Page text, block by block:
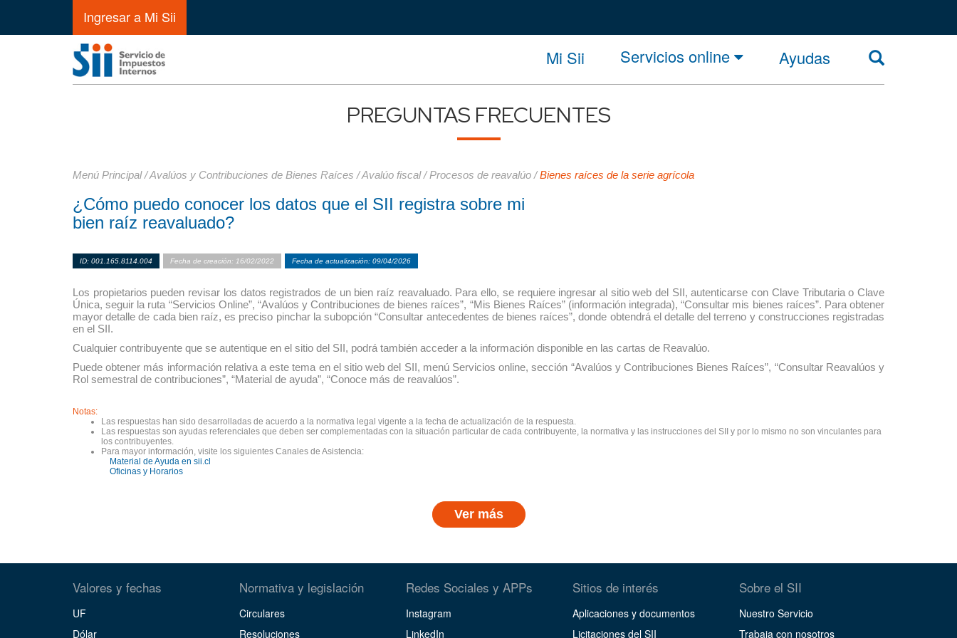
Ingresar a Mi Sii
Mi Sii Servicios online Ayudas
PREGUNTAS FRECUENTES
Menú Principal/Avalúos y Contribuciones de Bienes Raíces /Avalúo fiscal/Procesos de reavalúo /Bienes raíces de la serie agrícola
¿Cómo puedo conocer los datos que el SII registra sobre mi
bien raíz reavaluado?
ID: 001.165.8114.004 Fecha de creación: 16/02/2022 Fecha de actualización: 09/04/2026
Los propietarios pueden revisar los datos registrados de un bien raíz reavaluado. Para ello, se requiere ingresar al sitio web del SII, autenticarse con Clave Tributaria o Clave
Única, seguir la ruta “Servicios Online”, “Avalúos y Contribuciones de bienes raíces”, “Mis Bienes Raíces” (información integrada), “Consultar mis bienes raíces”. Para obtener
mayor detalle de cada bien raíz, es preciso pinchar la subopción “Consultar antecedentes de bienes raíces”, donde obtendrá el detalle del terreno y construcciones registradas
en el SII.
Cualquier contribuyente que se autentique en el sitio del SII, podrá también acceder a la información disponible en las cartas de Reavalúo.
Puede obtener más información relativa a este tema en el sitio web del SII, menú Servicios online, sección “Avalúos y Contribuciones Bienes Raíces”, “Consultar Reavalúos y
Rol semestral de contribuciones”, “Material de ayuda”, “Conoce más de reavalúos”.
Notas:
Las respuestas han sido desarrolladas de acuerdo a la normativa legal vigente a la fecha de actualización de la respuesta.
Las respuestas son ayudas referenciales que deben ser complementadas con la situación particular de cada contribuyente, la normativa y las instrucciones del SII y por lo mismo no son vinculantes para
los contribuyentes.
Para mayor información, visite los siguientes Canales de Asistencia:
Material de Ayuda en sii.cl
Oficinas y Horarios
Ver más
Valores y fechas
UF
Dólar
Normativa y legislación
Circulares
Resoluciones
Redes Sociales y APPs
Instagram
LinkedIn
Sitios de interés
Aplicaciones y documentos
Licitaciones del SII
Sobre el SII
Nuestro Servicio
Trabaja con nosotros